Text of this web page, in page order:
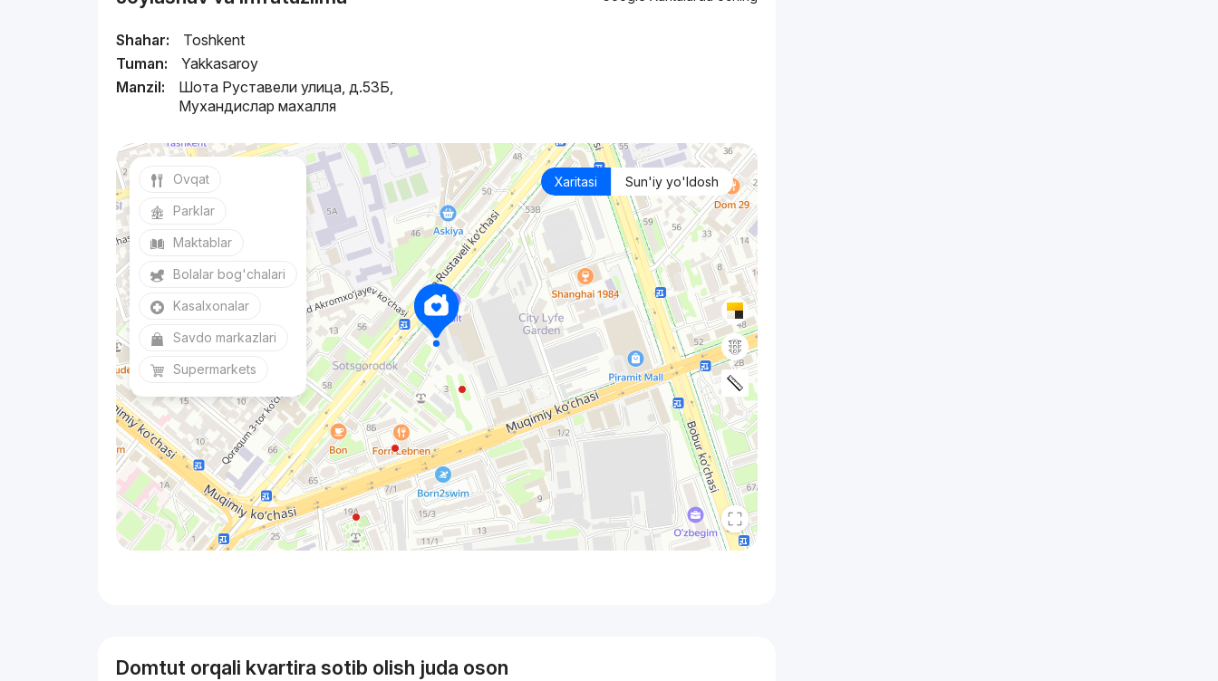
Shahar:
Toshkent
Tuman:
Yakkasaroy
Manzil:
Шота Руставели улица, д.53Б,
Мухандислар махалля
Xaritasi Sun'iy yo'ldosh
Ovqat
Parklar
Maktablar
Bolalar bog'chalari
Kasalxonalar
Savdo markazlari
Supermarkets
Domtut orqali kvartira sotib olish juda oson